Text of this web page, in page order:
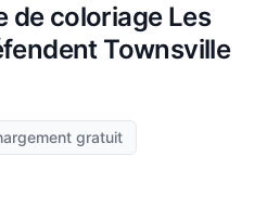
de coloriage Les
Townsville
gratuit